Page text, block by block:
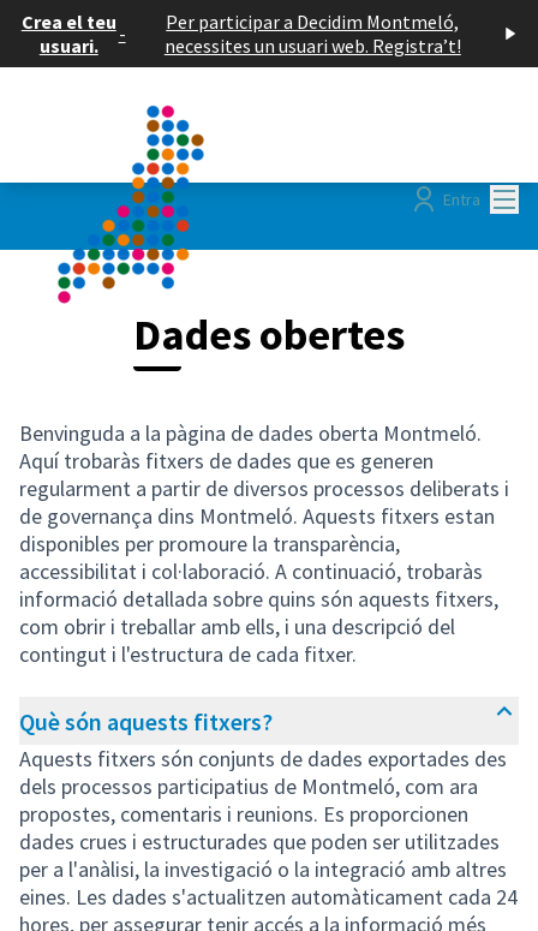
Crea el teu
usuari.
-
Per participar a Decidim Montmeló,
necessites un usuari web. Registra’t!
Entra
Dades obertes
Benvinguda a la pàgina de dades oberta Montmeló.
Aquí trobaràs fitxers de dades que es generen
regularment a partir de diversos processos deliberats i
de governança dins Montmeló. Aquests fitxers estan
disponibles per promoure la transparència,
accessibilitat i col·laboració. A continuació, trobaràs
informació detallada sobre quins són aquests fitxers,
com obrir i treballar amb ells, i una descripció del
contingut i l'estructura de cada fitxer.
Què són aquests fitxers?
Aquests fitxers són conjunts de dades exportades des
dels processos participatius de Montmeló, com ara
propostes, comentaris i reunions. Es proporcionen
dades crues i estructurades que poden ser utilitzades
per a l'anàlisi, la investigació o la integració amb altres
eines. Les dades s'actualitzen automàticament cada 24
hores, per assegurar tenir accés a la informació més